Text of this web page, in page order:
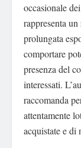
occasionale
rappresenta
prolungata
comportare
presenza del
interessati.
raccomanda
attentamente
acquistate e